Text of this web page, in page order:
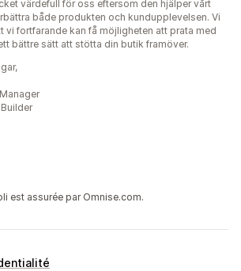
värdefull för oss eftersom den hjälper vårt
både produkten och kundupplevelsen. Vi
vi fortfarande kan få möjligheten att prata med
bättre sätt att stötta din butik framöver.
est assurée par Omnise.com.